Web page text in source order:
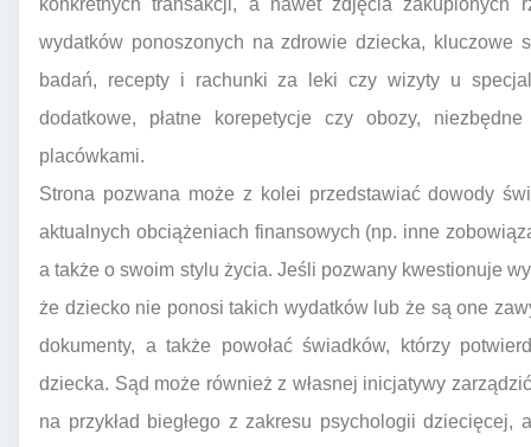
konkretnych transakcji, a nawet zdjęcia zakupionych
wydatków ponoszonych na zdrowie dziecka, kluczowe
badań, recepty i rachunki za leki czy wizyty u
dodatkowe, płatne korepetycje czy obozy,
placówkami.
Strona pozwana może z kolei przedstawiać dowody
aktualnych obciążeniach finansowych (np. inne
a także o swoim stylu życia. Jeśli pozwany kwestionuje
że dziecko nie ponosi takich wydatków lub że są one
dokumenty, a także powołać świadków, którzy
dziecka. Sąd może również z własnej inicjatywy
na przykład biegłego z zakresu psychologii